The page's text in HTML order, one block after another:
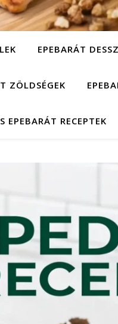
EPEBARÁT
ZÖLDSÉGEK
EPEBARÁT RECEPTEK